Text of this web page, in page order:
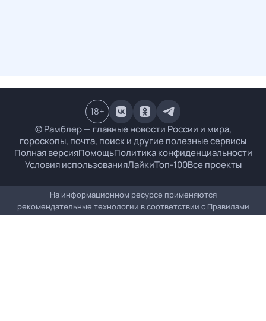
© Рамблер — главные новости России и мира,
гороскопы, почта, поиск и другие полезные сервисы
Полная версияПомощьПолитика конфиденциальности
Условия использованияЛайкиТоп-100Все проекты
18+
На информационном ресурсе применяются
рекомендательные технологии в соответствии с Правилами